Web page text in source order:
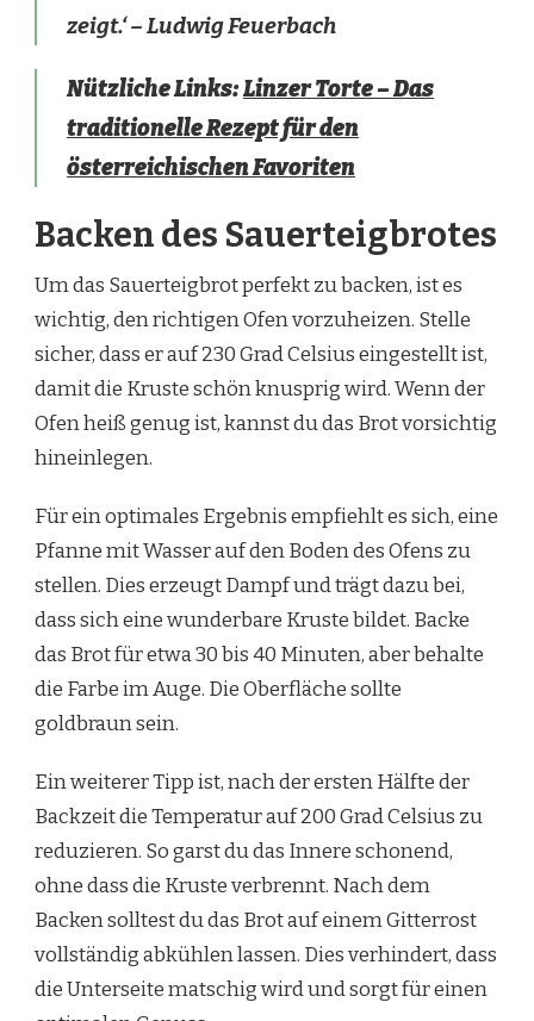
zeigt.‘ – Ludwig Feuerbach
Nützliche Links:Linzer Torte – Das
traditionelle Rezept für den
österreichischen Favoriten
Backen des Sauerteigbrotes
Um das Sauerteigbrot perfekt zu backen, ist es
wichtig, den richtigen Ofen vorzuheizen. Stelle
sicher, dass er auf 230 Grad Celsius eingestellt ist,
damit die Kruste schön knusprig wird. Wenn der
Ofen heiß genug ist, kannst du das Brot vorsichtig
hineinlegen.
Für ein optimales Ergebnis empfiehlt es sich, eine
Pfanne mit Wasser auf den Boden des Ofens zu
stellen. Dies erzeugt Dampf und trägt dazu bei,
dass sich eine wunderbare Kruste bildet. Backe
das Brot für etwa 30 bis 40 Minuten, aber behalte
die Farbe im Auge. Die Oberfläche sollte
goldbraun sein.
Ein weiterer Tipp ist, nach der ersten Hälfte der
Backzeit die Temperatur auf 200 Grad Celsius zu
reduzieren. So garst du das Innere schonend,
ohne dass die Kruste verbrennt. Nach dem
Backen solltest du das Brot auf einem Gitterrost
vollständig abkühlen lassen. Dies verhindert, dass
die Unterseite matschig wird und sorgt für einen